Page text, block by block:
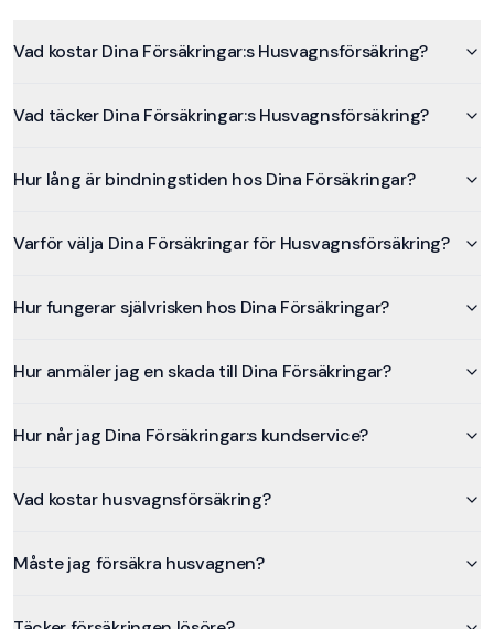
Vad kostar Dina Försäkringar:s Husvagnsförsäkring?
Vad täcker Dina Försäkringar:s Husvagnsförsäkring?
Hur lång är bindningstiden hos Dina Försäkringar?
Varför välja Dina Försäkringar för Husvagnsförsäkring?
Hur fungerar självrisken hos Dina Försäkringar?
Hur anmäler jag en skada till Dina Försäkringar?
Hur når jag Dina Försäkringar:s kundservice?
Vad kostar husvagnsförsäkring?
Måste jag försäkra husvagnen?